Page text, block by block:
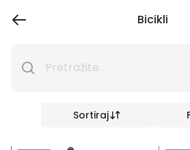
Bicikli
Sortiraj